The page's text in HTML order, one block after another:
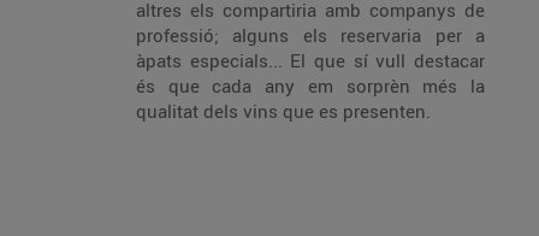
altres els compartiria amb companys de
professió; alguns els reservaria per a
àpats especials... El que sí vull destacar
és que cada any em sorprèn més la
qualitat dels vins que es presenten.